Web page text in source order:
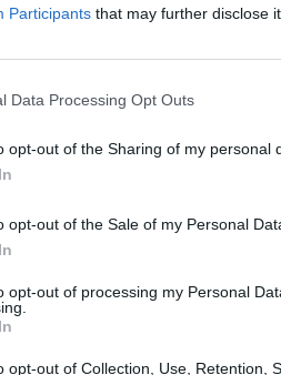
Participants that may further disclose
Data Processing Opt Outs
opt-out of the Sharing of my personal
opt-out of the Sale of my Personal
opt-out of processing my Personal
opt-out of Collection, Use, Retention,